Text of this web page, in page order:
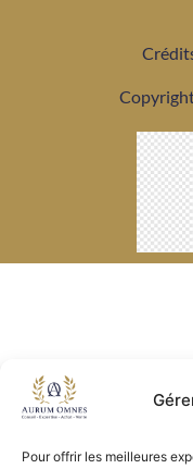
Pour offrir les meilleures